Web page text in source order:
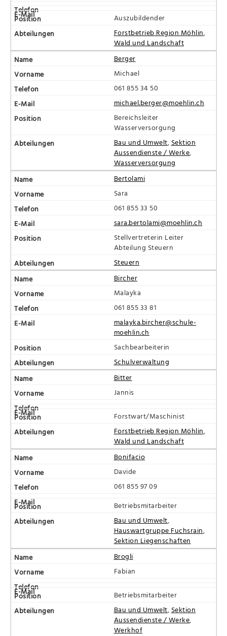
Auszubildender
Forstbetrieb Region Möhlin,
Wald und Landschaft
Berger
Michael
061 855 34 50
michael.berger@moehlin.ch
Bereichsleiter
Wasserversorgung
Bau und Umwelt, Sektion
Aussendienste / Werke,
Wasserversorgung
Bertolami
Sara
061 855 33 50
sara.bertolami@moehlin.ch
Stellvertreterin Leiter
Abteilung Steuern
Steuern
Bircher
Malayka
061 855 33 81
malayka.bircher@schule-
moehlin.ch
Sachbearbeiterin
Schulverwaltung
Bitter
Jannis
Forstwart/Maschinist
Forstbetrieb Region Möhlin,
Wald und Landschaft
Bonifacio
Davide
061 855 97 09
Betriebsmitarbeiter
Bau und Umwelt,
Hauswartgruppe Fuchsrain,
Sektion Liegenschaften
Brogli
Fabian
Betriebsmitarbeiter
Bau und Umwelt, Sektion
Aussendienste / Werke,
Werkhof